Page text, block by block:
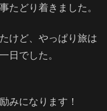
たどり着きました。
けど、やっぱり旅は
日でした。
みになります！